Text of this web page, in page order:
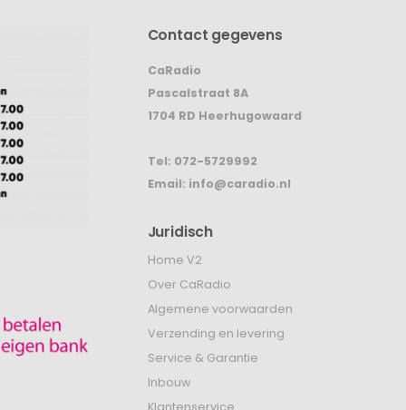
Contact gegevens
CaRadio
Pascalstraat 8A
1704 RD Heerhugowaard
Tel: 072-5729992
Email: info@caradio.nl
Juridisch
Home V2
Over CaRadio
Algemene voorwaarden
Verzending en levering
Service & Garantie
Inbouw